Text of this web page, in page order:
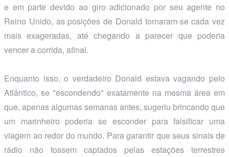
e em parte devido ao giro adicionado por seu agente no
Reino Unido, as posições de Donald tornaram-se cada vez
mais exageradas, até chegando a parecer que poderia
vencer a corrida, afinal.
Enquanto isso, o verdadeiro Donald estava vagando pelo
Atlântico, se "escondendo" exatamente na mesma área em
que, apenas algumas semanas antes, sugeriu brincando que
um marinheiro poderia se esconder para falsificar uma
viagem ao redor do mundo. Para garantir que seus sinais de
rádio não fossem captados pelas estações terrestres